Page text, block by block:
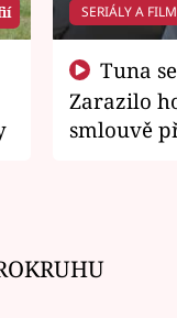
SERIÁLY A
Zarazilo
smlouvě